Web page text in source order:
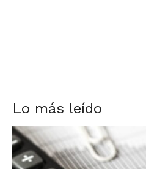
Lo más leído